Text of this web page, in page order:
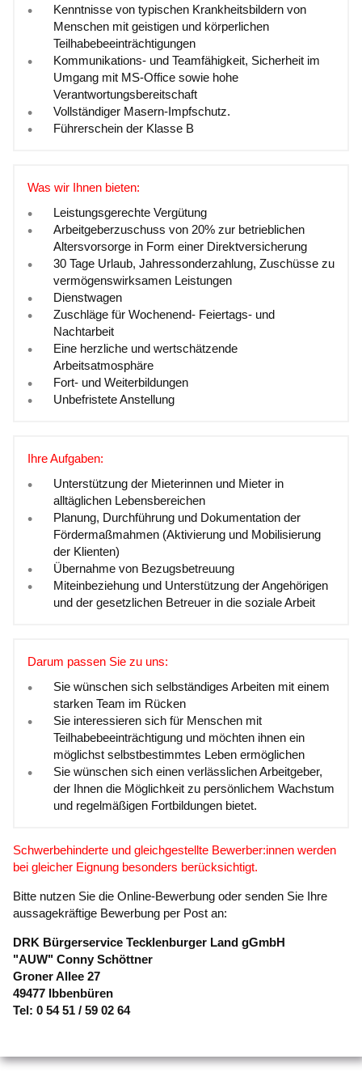
Kenntnisse von typischen Krankheitsbildern von
Menschen mit geistigen und körperlichen
Teilhabebeeinträchtigungen
Kommunikations- und Teamfähigkeit, Sicherheit im
Umgang mit MS-Office sowie hohe
Verantwortungsbereitschaft
Vollständiger Masern-Impfschutz.
Führerschein der Klasse B
Was wir Ihnen bieten:
Leistungsgerechte Vergütung
Arbeitgeberzuschuss von 20% zur betrieblichen
Altersvorsorge in Form einer Direktversicherung
30 Tage Urlaub, Jahressonderzahlung, Zuschüsse zu
vermögenswirksamen Leistungen
Dienstwagen
Zuschläge für Wochenend- Feiertags- und
Nachtarbeit
Eine herzliche und wertschätzende
Arbeitsatmosphäre
Fort- und Weiterbildungen
Unbefristete Anstellung
Ihre Aufgaben:
Unterstützung der Mieterinnen und Mieter in
alltäglichen Lebensbereichen
Planung, Durchführung und Dokumentation der
Fördermaßmahmen (Aktivierung und Mobilisierung
der Klienten)
Übernahme von Bezugsbetreuung
Miteinbeziehung und Unterstützung der Angehörigen
und der gesetzlichen Betreuer in die soziale Arbeit
Darum passen Sie zu uns:
Sie wünschen sich selbständiges Arbeiten mit einem
starken Team im Rücken
Sie interessieren sich für Menschen mit
Teilhabebeeinträchtigung und möchten ihnen ein
möglichst selbstbestimmtes Leben ermöglichen
Sie wünschen sich einen verlässlichen Arbeitgeber,
der Ihnen die Möglichkeit zu persönlichem Wachstum
und regelmäßigen Fortbildungen bietet.
Schwerbehinderte und gleichgestellte Bewerber:innen werden
bei gleicher Eignung besonders berücksichtigt.
Bitte nutzen Sie die Online-Bewerbung oder senden Sie Ihre
aussagekräftige Bewerbung per Post an:
DRK Bürgerservice Tecklenburger Land gGmbH
"AUW" Conny Schöttner
Groner Allee 27
49477 Ibbenbüren
Tel: 0 54 51 / 59 02 64